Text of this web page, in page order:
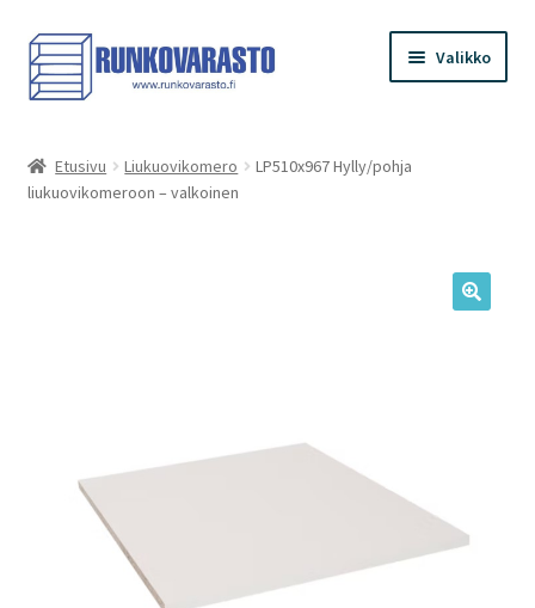
Siirry
navigointiin
Siirry
sisältöön
Valikko
Kauppa
Etusivu Liukuovikomero
LP510x967 Hylly/pohja
liukuovikomeroon – valkoinen